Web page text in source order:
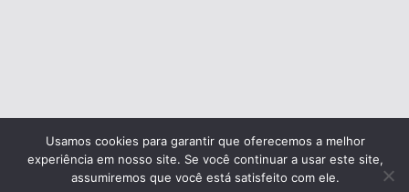
Usamos cookies para garantir que oferecemos a melhor
experiência em nosso site. Se você continuar a usar este site,
assumiremos que você está satisfeito com ele.